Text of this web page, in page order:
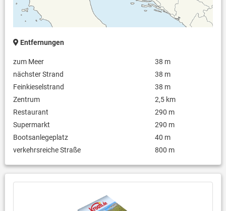
Entfernungen
zum Meer
38 m
nächster Strand
38 m
Feinkieselstrand
38 m
Zentrum
2,5 km
Restaurant
290 m
Supermarkt
290 m
Bootsanlegeplatz
40 m
verkehrsreiche Straße
800 m